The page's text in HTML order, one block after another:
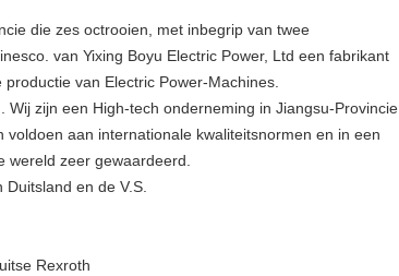
die zes octrooien, met inbegrip van twee
van Yixing Boyu Electric Power, Ltd een fabrikant
van Electric Power-Machines.
zijn een High-tech onderneming in Jiangsu-Provincie,
aan internationale kwaliteitsnormen en in een
zeer gewaardeerd.
en de V.S.
Rexroth